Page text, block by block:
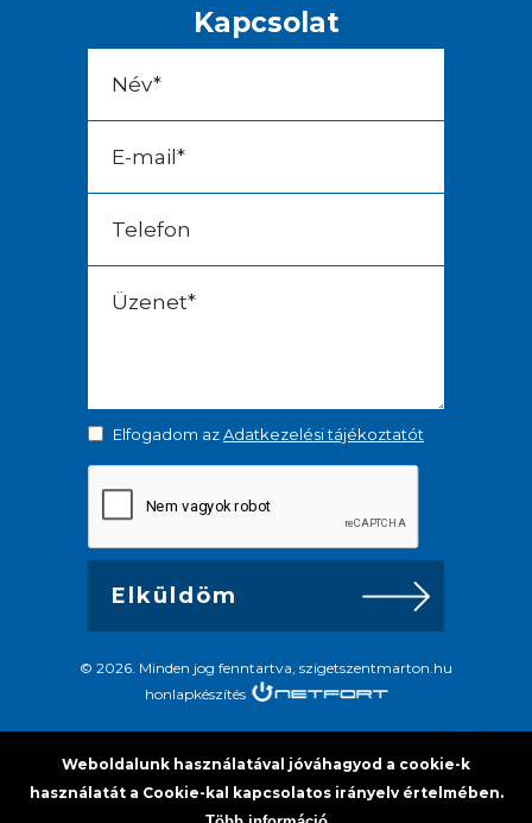
Kapcsolat
Elfogadom azAdatkezelési tájékoztatót
© 2026. Minden jog fenntartva, szigetszentmarton.hu
honlapkészítés
Weboldalunk használatával jóváhagyod a cookie-k
használatát a Cookie-kal kapcsolatos irányelv értelmében.